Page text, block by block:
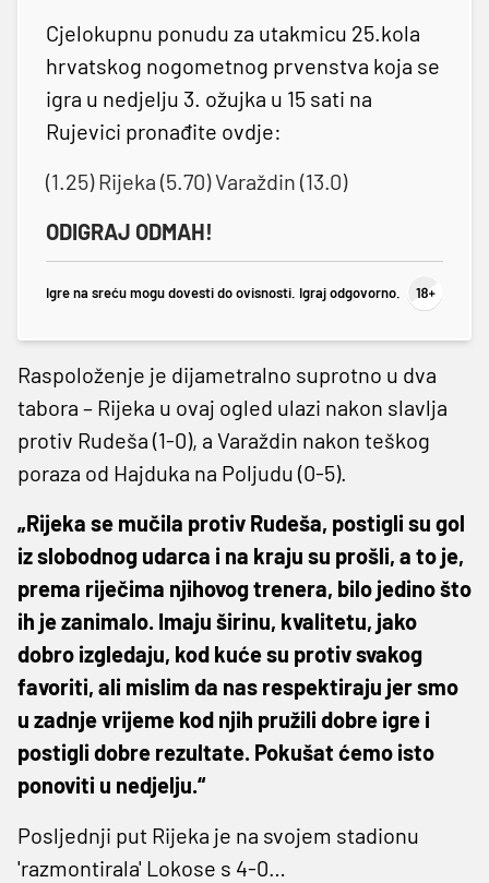
Cjelokupnu ponudu za utakmicu 25.kola
hrvatskog nogometnog prvenstva koja se
igra u nedjelju 3. ožujka u 15 sati na
Rujevici pronađite ovdje:
(1.25) Rijeka (5.70) Varaždin (13.0)
ODIGRAJ ODMAH!
Igre na sreću mogu dovesti do ovisnosti. Igraj odgovorno.
Raspoloženje je dijametralno suprotno u dva
tabora – Rijeka u ovaj ogled ulazi nakon slavlja
protiv Rudeša (1-0), a Varaždin nakon teškog
poraza od Hajduka na Poljudu (0-5).
„Rijeka se mučila protiv Rudeša, postigli su gol
iz slobodnog udarca i na kraju su prošli, a to je,
prema riječima njihovog trenera, bilo jedino što
ih je zanimalo. Imaju širinu, kvalitetu, jako
dobro izgledaju, kod kuće su protiv svakog
favoriti, ali mislim da nas respektiraju jer smo
u zadnje vrijeme kod njih pružili dobre igre i
postigli dobre rezultate. Pokušat ćemo isto
ponoviti u nedjelju.“
Posljednji put Rijeka je na svojem stadionu
'razmontirala' Lokose s 4-0…